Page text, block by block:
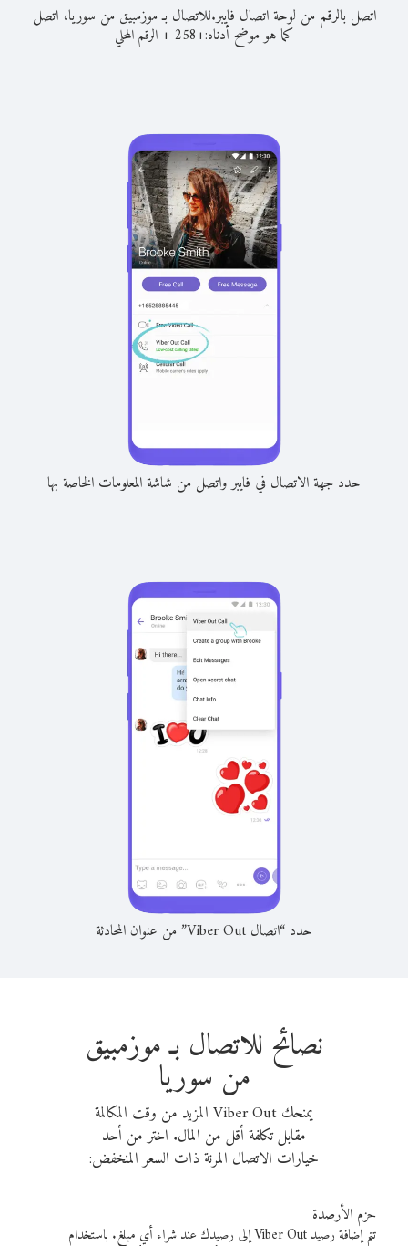
اتصل بالرقم من لوحة اتصال فايبر.للاتصال بـ موزمبيق من سوريا، اتصل
كما هو موضح أدناه:+
258
+الرقم المحلي
حدد جهة الاتصال في فايبر واتصل من شاشة المعلومات الخاصة بها
حدد “اتصال Viber Out” من عنوان المحادثة
نصائح للاتصال بـ موزمبيق
من سوريا
يمنحك Viber Out المزيد من وقت المكالمة
مقابل تكلفة أقل من المال. اختر من أحد
خيارات الاتصال المرنة ذات السعر المنخفض:
حزم الأرصدة
تتم إضافة رصيد Viber Out إلى رصيدك عند شراء أي مبلغ. باستخدام